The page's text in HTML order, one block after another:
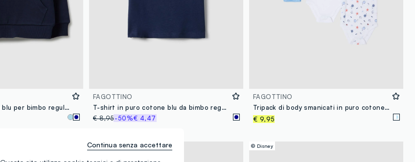
Felpa in puro cotone blu per bimbo regular fit con tasca
FAGOTTINO
T-shirt in puro cotone blu da bimbo regular fit con macchina ricamata
€ 8,95-50%€ 4,47
FAGOTTINO
Tripack di body smanicati in puro cotone per bimbi
€ 9,95
100% Cotone © Disney
Continua senza accettare